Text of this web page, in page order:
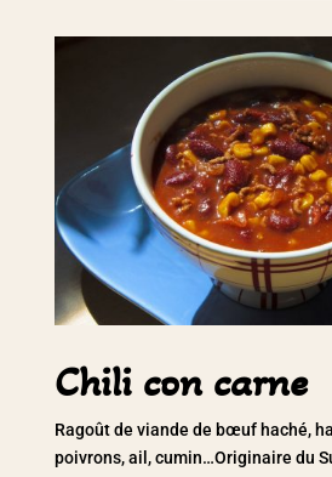
Chili con carne
Ragoût de viande de bœuf haché,
poivrons, ail, cumin…Originaire du